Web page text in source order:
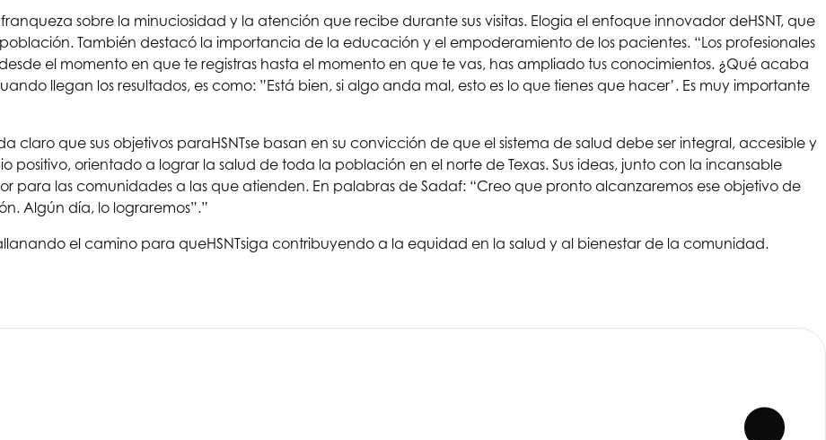
sobre la minuciosidad y la atención que recibe durante sus visitas. Elogia el enfoque innovador deHSNT, que
También destacó la importancia de la educación y el empoderamiento de los pacientes. “Los profesionales
el momento en que te registras hasta el momento en que te vas, has ampliado tus conocimientos. ¿Qué acaba
llegan los resultados, es como: ”Está bien, si algo anda mal, esto es lo que tienes que hacer’. Es muy importante
claro que sus objetivos paraHSNTse basan en su convicción de que el sistema de salud debe ser integral, accesible y
positivo, orientado a lograr la salud de toda la población en el norte de Texas. Sus ideas, junto con la incansable
para las comunidades a las que atienden. En palabras de Sadaf: “Creo que pronto alcanzaremos ese objetivo de
Algún día, lo lograremos”.”
el camino para queHSNTsiga contribuyendo a la equidad en la salud y al bienestar de la comunidad.